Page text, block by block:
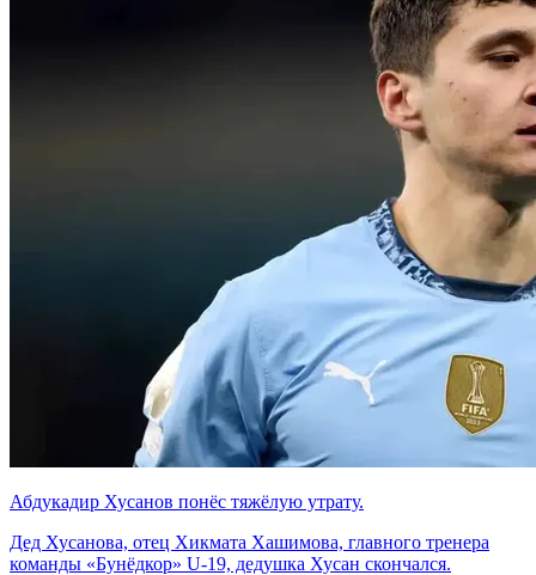
Абдукадир Хусанов понёс тяжёлую утрату.
Дед Хусанова, отец Хикмата Хашимова, главного тренера
команды «Бунёдкор» U-19, дедушка Хусан скончался.